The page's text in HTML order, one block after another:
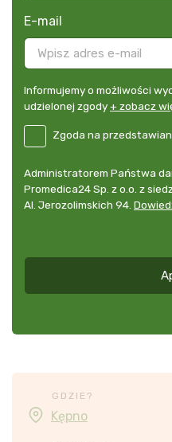
E-mail
Informujemy
o
wycofania
dowolnym
momencie
udzielonej
Informujemy o możliwości
udzielonej zgody+ zobacz
PL
przedstawianie
Zgoda na
Administrator
danych
osobowych
Administratorem Państwa
Promedica24 Sp. z o.o. z
Al. Jerozolimskich 94.
GDZIE?
Kępno